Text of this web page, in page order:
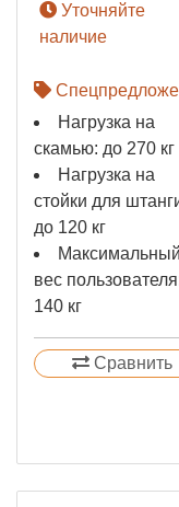
Уточняйте
наличие
Нагрузка на
скамью: до 270 кг
Нагрузка на
стойки для
до 120 кг
Максимальный
вес
140 кг
Сравнить